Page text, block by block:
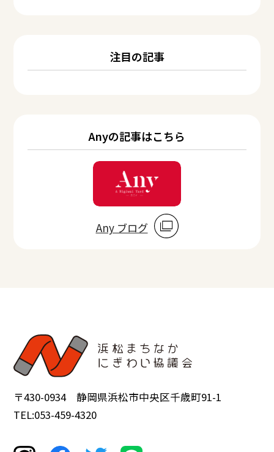
注目の記事
Anyの記事はこちら
Any ブログ
〒430-0934 静岡県浜松市中央区千歳町91-1
TEL:053-459-4320